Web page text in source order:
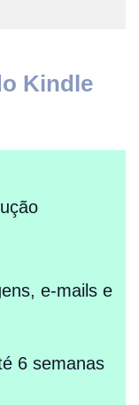
Kindle
e-mails e
6 semanas